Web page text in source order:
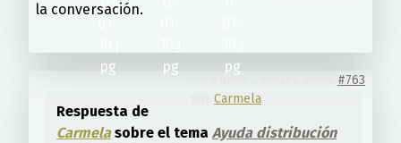
la conversación.
6 años 6 meses antes
#763
Carmela
Respuesta de
Carmelasobre el tema Ayuda distribución